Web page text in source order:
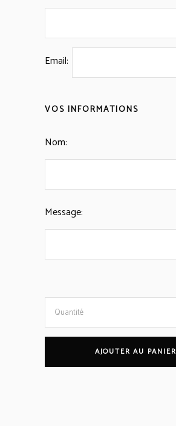
Email:
VOS INFORMATIONS
Nom:
Message:
Carte
Cadeau
quantity
Quantité
AJOUTER AU PANIER